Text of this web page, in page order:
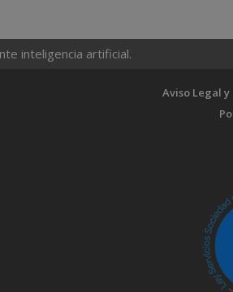
inteligencia artificial.
Aviso Legal